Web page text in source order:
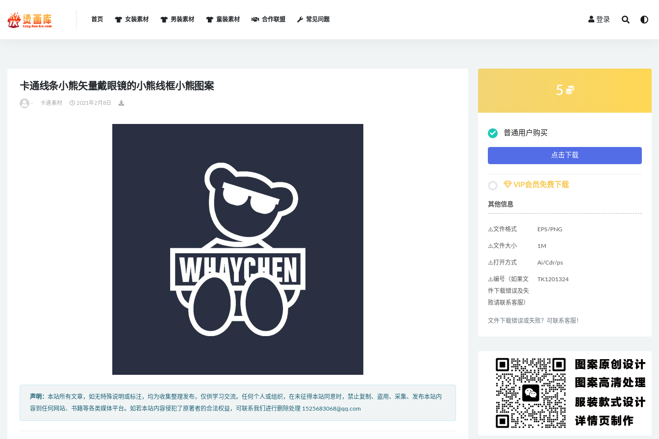
首页 女装素材 男装素材 童装素材 合作联盟 常见问题 登录
卡通线条小熊矢量戴眼镜的小熊线框小熊图案
- 卡通素材 2021年2月8日
声明： 本站所有文章，如无特殊说明或标注，均为收集整理发布，仅供学习交流。任何个人或组织，在未征得本站同意时，禁止复制、盗用、采集、发布本站内
容到任何网站、书籍等各类媒体平台。如若本站内容侵犯了原著者的合法权益，可联系我们进行删除处理 1525683068@qq.com
5
普通用户购买
点击下载
VIP会员免费下载
其他信息
⚠️文件格式 EPS/PNG
⚠️文件大小 1M
⚠️打开方式 Ai/Cdr/ps
⚠️编号（如果文
件下载错误及失
败请联系客服）
TK1201324
文件下载错误或失败？可联系客服！